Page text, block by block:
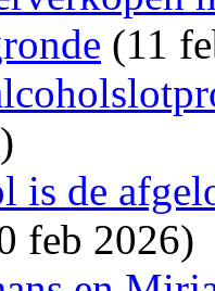
(11
is de
feb 2026)